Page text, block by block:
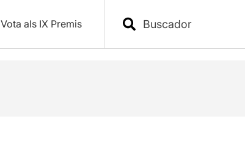
Vota als IX Premis